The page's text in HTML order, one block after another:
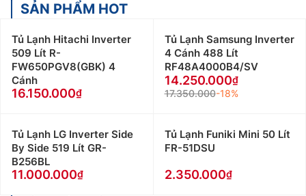
SẢN PHẨM HOT
Tủ Lạnh Hitachi Inverter
509 Lít R-
FW650PGV8(GBK) 4
Cánh
16.150.000
Tủ Lạnh Samsung Inverter
4 Cánh 488 Lít
RF48A4000B4/SV
14.250.000
17.350.000-18%
Tủ Lạnh LG Inverter Side
By Side 519 Lít GR-
B256BL
11.000.000
Tủ Lạnh Funiki Mini 50 Lít
FR-51DSU
2.350.000